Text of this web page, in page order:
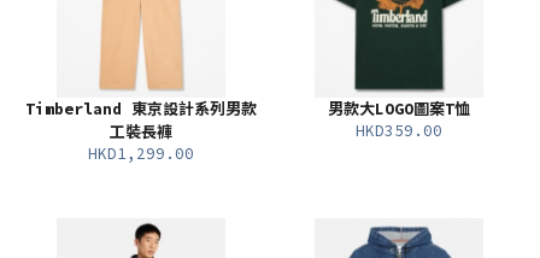
Timberland 東京設計系列男款
工裝長褲
HKD1,299.00
男款大LOGO圖案T恤
HKD359.00